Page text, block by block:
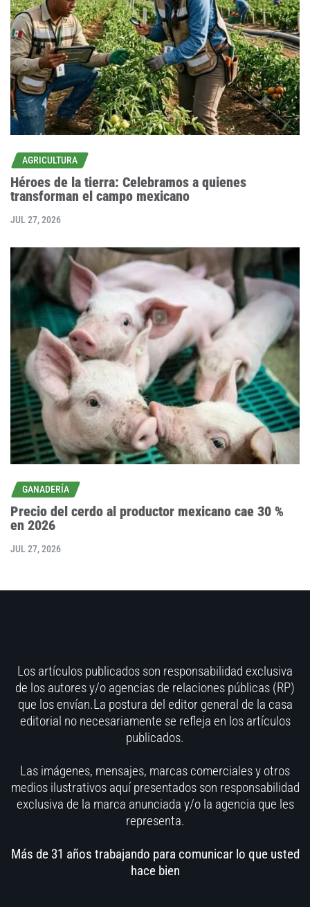
AGRICULTURA
Héroes de la tierra: Celebramos a quienes
transforman el campo mexicano
JUL 27, 2026
GANADERÍA
Precio del cerdo al productor mexicano cae 30 %
en 2026
JUL 27, 2026
Los artículos publicados son responsabilidad exclusiva
de los autores y/o agencias de relaciones públicas (RP)
que los envían.La postura del editor general de la casa
editorial no necesariamente se refleja en los artículos
publicados.
Las imágenes, mensajes, marcas comerciales y otros
medios ilustrativos aquí presentados son responsabilidad
exclusiva de la marca anunciada y/o la agencia que les
representa.
Más de 31 años trabajando para comunicar lo que usted
hace bien